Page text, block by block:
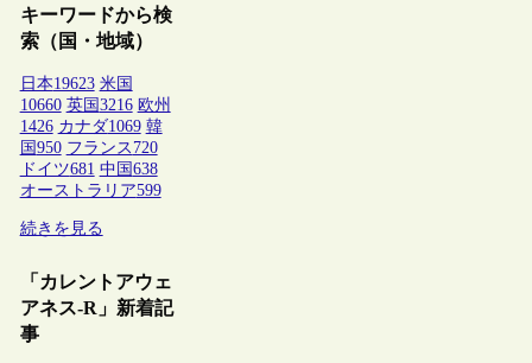
キーワードから検
索（国・地域）
日本19623 米国
10660 英国 3216 欧州
1426 カナダ1069 韓
国 950 フランス 720
ドイツ681 中国 638
オーストラリア599
続きを見る
「カレントアウェ
アネス-R」新着記
事